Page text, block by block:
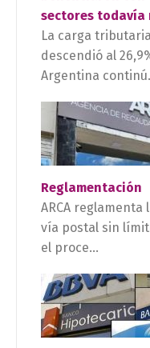
sectores todavía
La carga
descendió al
Argentina
Reglamentación
ARCA
vía postal sin
el proce...